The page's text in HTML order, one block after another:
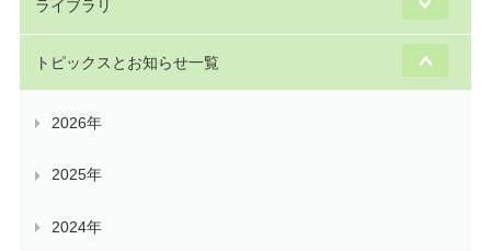
ライブラリ
トピックスとお知らせ一覧
2026年
2025年
2024年